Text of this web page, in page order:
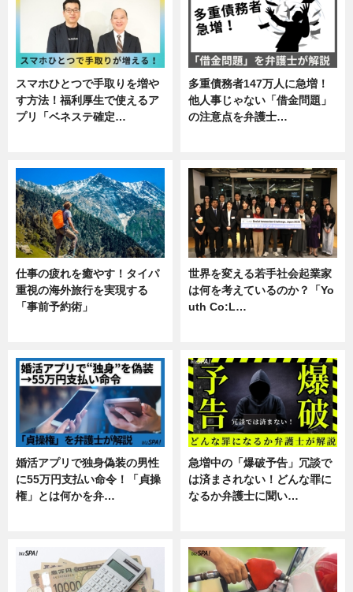
スマホひとつで手取りを増や
す方法！福利厚生で使えるア
プリ「ベネステ確定…
多重債務者147万人に急増！
他人事じゃない「借金問題」
の注意点を弁護士…
仕事の疲れを癒やす！タイパ
重視の海外旅行を実現する
「事前予約術」
世界を変える若手社会起業家
は何を考えているのか？「Yo
uth Co:L…
婚活アプリで独身偽装の男性
に55万円支払い命令！「貞操
権」とは何かを弁…
急増中の「爆破予告」冗談で
は済まされない！どんな罪に
なるか弁護士に聞い…